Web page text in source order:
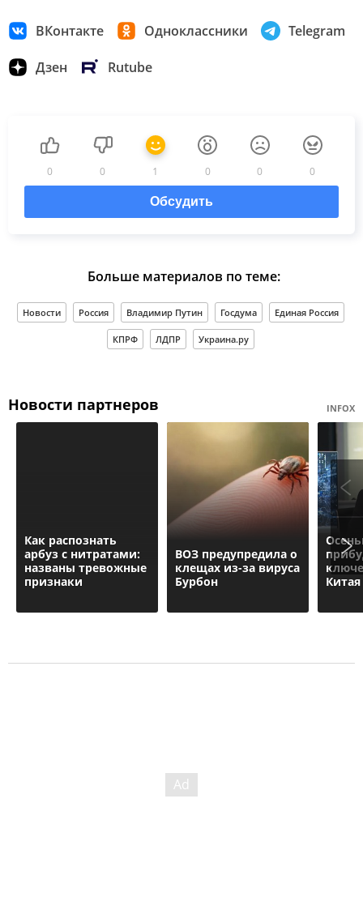
ВКонтакте Одноклассники Telegram
Дзен Rutube
0 0 1 0 0 0
Обсудить
Больше материалов по теме:
Новости Россия Владимир Путин Госдума Единая Россия
КПРФ ЛДПР Украина.ру
Новости партнеров INFOX
Как распознать
арбуз с нитратами:
названы тревожные
признаки
ВОЗ предупредила о
клещах из-за вируса
Бурбон
Китая